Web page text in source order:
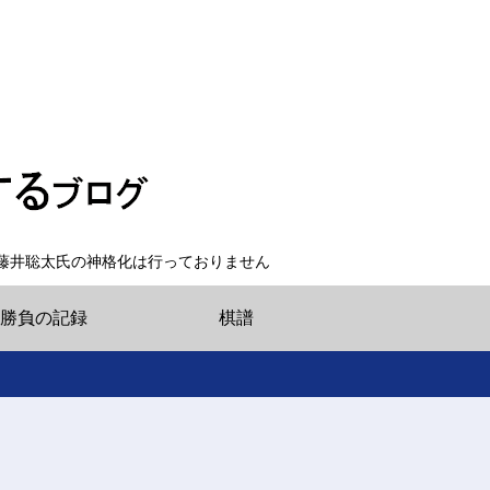
聡太氏の神格化は行っておりません
勝負の記録 棋譜